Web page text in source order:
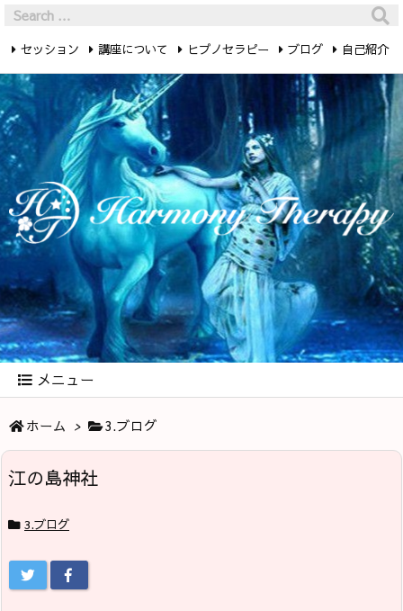
メニュー
セッション 講座について ヒプノセラピー ブログ 自己紹介
最新記事 お問い合わせ
ホーム > 3.ブログ
江の島神社
3.ブログ